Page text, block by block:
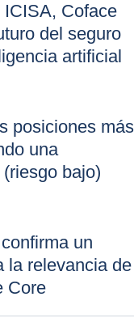
Coface
del seguro
artificial
posiciones más
una
bajo)
un
la relevancia de
Core